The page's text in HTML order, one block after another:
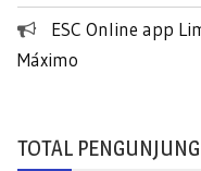
ESC Online app
Máximo
TOTAL PENGUNJUNG